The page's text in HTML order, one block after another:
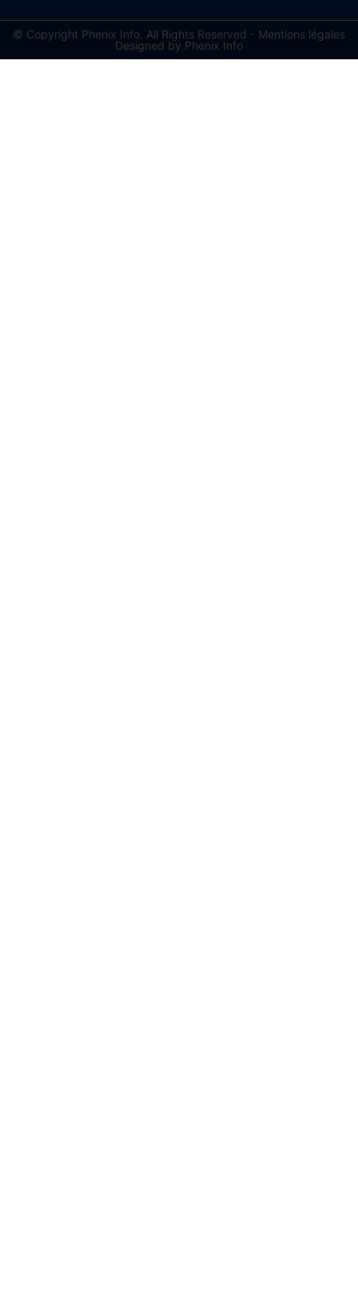
© Copyright Phenix Info. All Rights Reserved - Mentions légales
Designed by Phenix Info